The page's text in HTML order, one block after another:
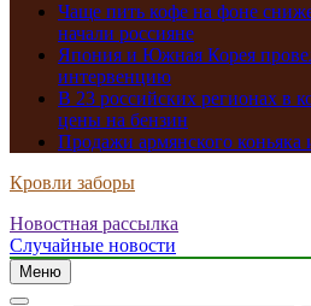
Чаще пить кофе на фоне
начали россияне
Япония и Южная Корея
интервенцию
В 23 российских регионах в
цены на бензин
Продажи армянского коньяка
Кровли заборы
Новостная рассылка
Случайные новости
Меню